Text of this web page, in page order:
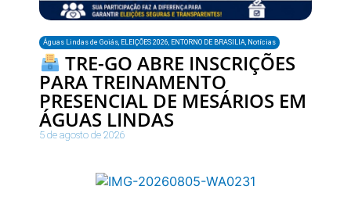
Águas Lindas de Goiás, ELEIÇÕES 2026, ENTORNO DE BRASILIA, Notícias
TRE-GO ABRE INSCRIÇÕES
PARA TREINAMENTO
PRESENCIAL DE MESÁRIOS EM
ÁGUAS LINDAS
5 de agosto de 2026